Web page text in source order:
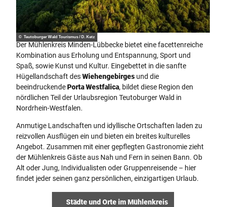
© Teutoburger Wald Tourismus / D. Ketz
Der Mühlenkreis Minden-Lübbecke bietet eine facettenreiche
Kombination aus Erholung und Entspannung, Sport und
Spaß, sowie Kunst und Kultur. Eingebettet in die sanfte
Hügellandschaft desWiehengebirges und die
beeindruckendePorta Westfalica, bildet diese Region den
nördlichen Teil der Urlaubsregion Teutoburger Wald in
Nordrhein-Westfalen.
Anmutige Landschaften und idyllische Ortschaften laden zu
reizvollen Ausflügen ein und bieten ein breites kulturelles
Angebot. Zusammen mit einer gepflegten Gastronomie zieht
der Mühlenkreis Gäste aus Nah und Fern in seinen Bann. Ob
Alt oder Jung, Individualisten oder Gruppenreisende – hier
findet jeder seinen ganz persönlichen, einzigartigen Urlaub.
Städte und Orte im Mühlenkreis